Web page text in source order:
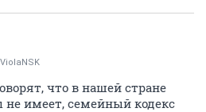
ViolaNSK
что в нашей стране
имеет, семейный кодекс